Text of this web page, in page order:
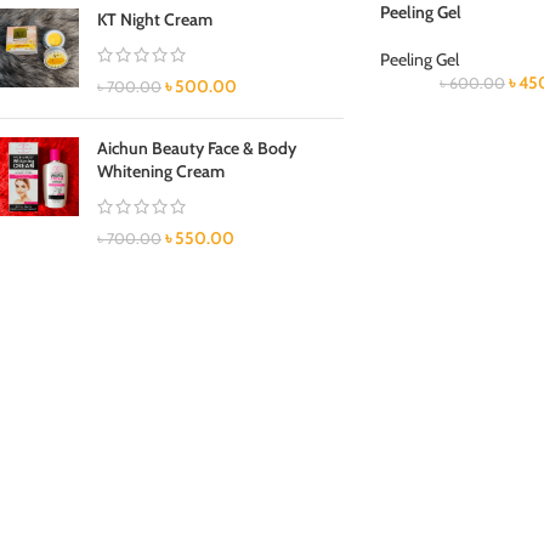
KT Night Cream
৳700.00 ৳500.00
Aichun Beauty Face & Body
Whitening Cream
৳700.00 ৳550.00
Peeling Gel
Peeling Gel
৳600.00 ৳